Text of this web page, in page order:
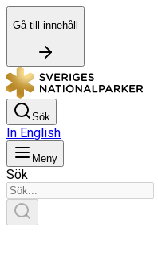
Gå till innehåll
Sök
In English
Meny
Sök